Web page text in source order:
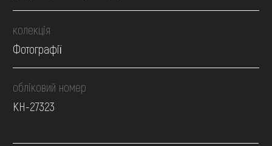
колекція
Фотографії
обліковий номер
КН-27323